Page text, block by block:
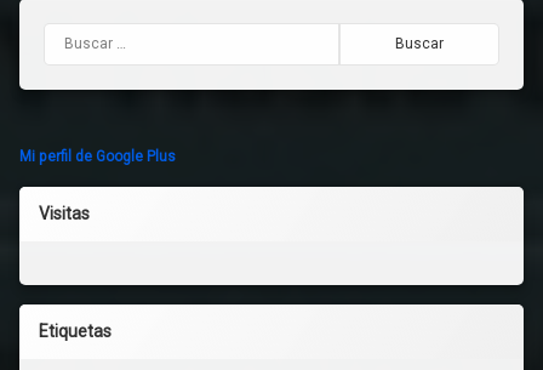
Mi perfil de Google Plus
Visitas
Etiquetas